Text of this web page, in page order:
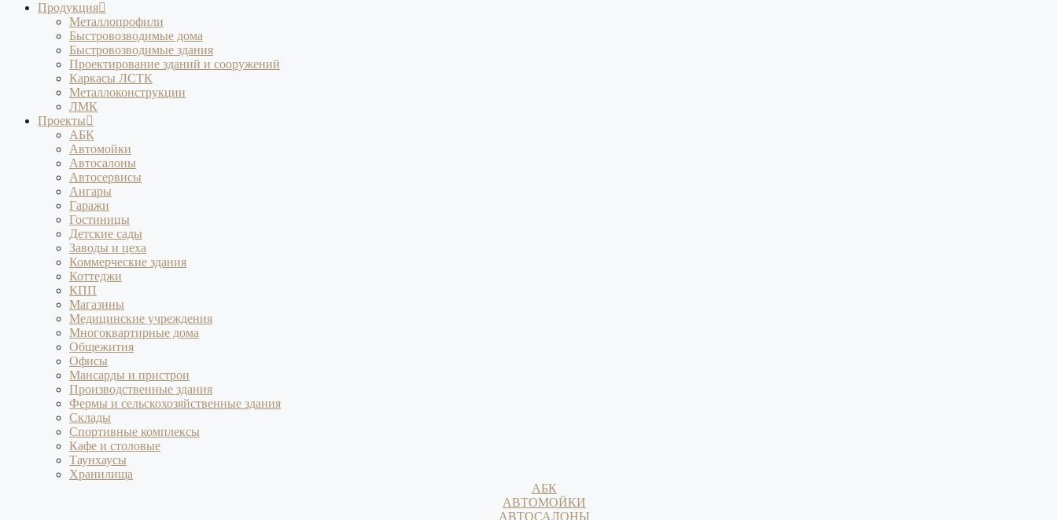
Продукция
Металлопрофили
Быстровозводимые дома
Быстровозводимые здания
Проектирование зданий и сооружений
Каркасы ЛСТК
Металлоконструкции
ЛМК
Проекты
АБК
Автомойки
Автосалоны
Автосервисы
Ангары
Гаражи
Гостиницы
Детские сады
Заводы и цеха
Коммерческие здания
Коттеджи
КПП
Магазины
Медицинские учреждения
Многоквартирные дома
Общежития
Офисы
Мансарды и пристрои
Производственные здания
Фермы и сельскохозяйственные здания
Склады
Спортивные комплексы
Кафе и столовые
Таунхаусы
Хранилища
АБК
АВТОМОЙКИ
АВТОСАЛОНЫ